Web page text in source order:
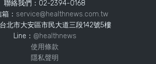
聯絡我們：02-2394-0168
： service@healthnews.com.tw
北市大安區市民大道三段142號5樓
Line： @healthnews
使用條款
隱私聲明